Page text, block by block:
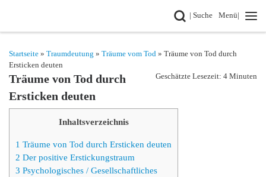
| SucheSearch
Menü|
Startseite » Traumdeutung » Träume vom Tod » Träume von Tod durch
Ersticken deuten
Geschätzte Lesezeit: 4 Minuten
Träume von Tod durch
Ersticken deuten
Inhaltsverzeichnis
1 Träume von Tod durch Ersticken deuten
2 Der positive Erstickungstraum
3 Psychologisches / Gesellschaftliches